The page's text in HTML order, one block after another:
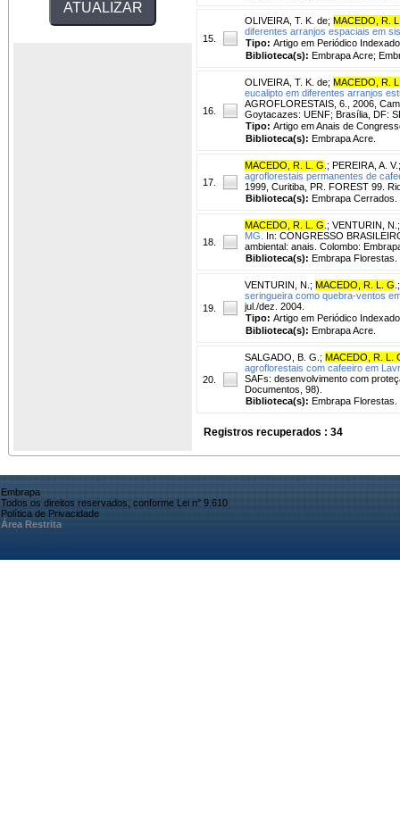
15.
OLIVEIRA, T. K. de; MACEDO, R.
diferentes arranjos espaciais em
Tipo: Artigo em Periódico Indexado
Biblioteca(s): Embrapa Acre;
16.
OLIVEIRA, T. K. de; MACEDO, R.
eucalipto em diferentes arranjos
AGROFLORESTAIS, 6., 2006,
Goytacazes: UENF; Brasília, DF:
Tipo: Artigo em Anais de
Biblioteca(s): Embrapa Acre.
17.
MACEDO, R. L. G ; PEREIRA, A. V.
agroflorestais permanentes de
1999, Curitiba, PR. FOREST 99.
Biblioteca(s): Embrapa Cerrados.
18.
MACEDO, R. L. G ; VENTURIN, N.
MG.
In: CONGRESSO
ambiental: anais. Colombo:
Biblioteca(s): Embrapa Florestas.
19.
VENTURIN, N. ; MACEDO, R. L. G
seringueira como quebra-ventos
jul./dez. 2004.
Tipo: Artigo em Periódico Indexado
Biblioteca(s): Embrapa Acre.
20.
SALGADO, B. G. ; MACEDO, R. L.
agroflorestais com cafeeiro em
SAFs: desenvolvimento com
Documentos, 98).
Biblioteca(s): Embrapa Florestas.
Registros recuperados : 34
Embrapa
Todos os direitos reservados, conforme Lei n° 9.610
Política de Privacidade
Área Restrita